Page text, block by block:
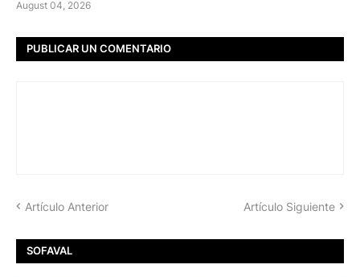
August 04, 2026
PUBLICAR UN COMENTARIO
Artículo Anterior Artículo Siguiente
SOFAVAL